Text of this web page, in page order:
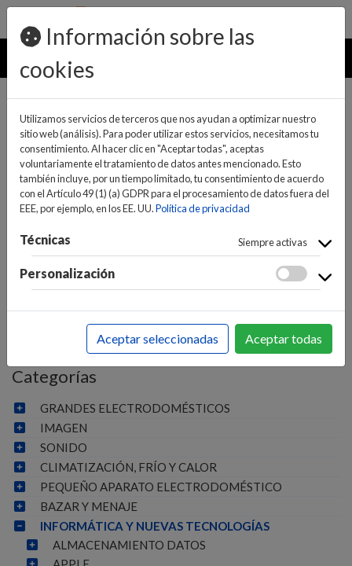
pedidos@ideaelectrodomesticos.com
924 047 836
MENU
INICIO>INFORMÁTICA Y NUEVAS TECNOLOGÍAS>
ORDENADORES
ORDENADORES
Categorías
GRANDES ELECTRODOMÉSTICOS
IMAGEN
SONIDO
CLIMATIZACIÓN, FRÍO Y CALOR
PEQUEÑO APARATO ELECTRODOMÉSTICO
BAZAR Y MENAJE
INFORMÁTICA Y NUEVAS TECNOLOGÍAS
ALMACENAMIENTO DATOS
Información sobre las
cookies
Utilizamos servicios de terceros que nos ayudan a optimizar nuestro
sitio web (análisis). Para poder utilizar estos servicios, necesitamos tu
consentimiento. Al hacer clic en "Aceptar todas", aceptas
voluntariamente el tratamiento de datos antes mencionado. Esto
también incluye, por un tiempo limitado, tu consentimiento de acuerdo
con el Artículo 49 (1) (a) GDPR para el procesamiento de datos fuera del
EEE, por ejemplo, en los EE. UU.Política de privacidad
Técnicas Siempre activas
Personalización
Aceptar seleccionadas Aceptar todas